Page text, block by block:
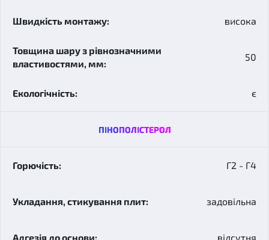
висока
50
є
ПІНОПОЛІСТЕРОЛ
Г2 - Г4
задовільна
відсутня